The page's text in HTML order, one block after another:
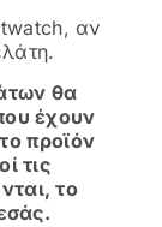
αν
θα
έχουν
προϊόν
τις
το